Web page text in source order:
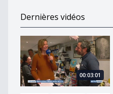
Dernières vidéos
Raspoutine, c&#039;est
00:03:01